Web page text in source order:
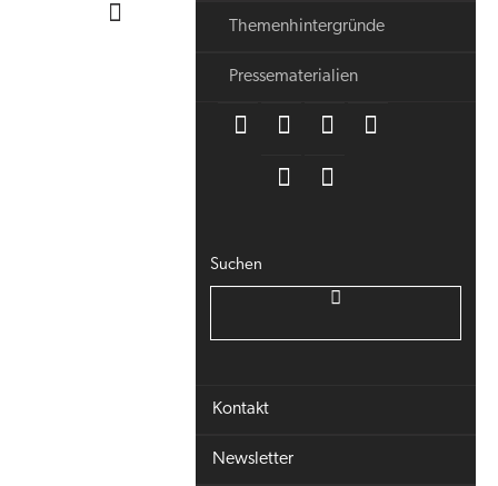
Themenhintergründe
Pressematerialien
Suchen
Kontakt
Newsletter